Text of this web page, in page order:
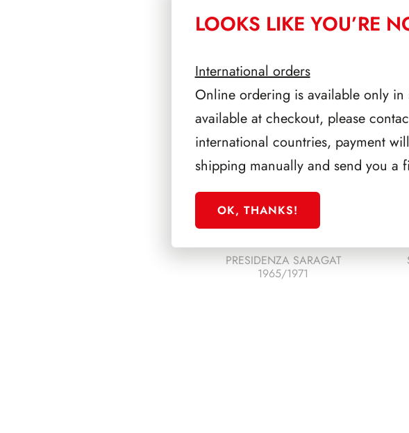
PRODOTTI CORRELATI
PRESIDENZA SARAGAT
1965/1971
LOOKS LIKE YOU’RE
International orders
Online ordering is available only
available at checkout, please
international countries, payment
shipping manually and send you a
OK, THANKS!